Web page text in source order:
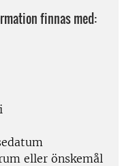
finnas med:
eller önskemål